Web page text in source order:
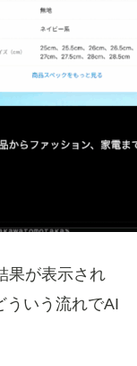
果が表示され
ういう流れでAI